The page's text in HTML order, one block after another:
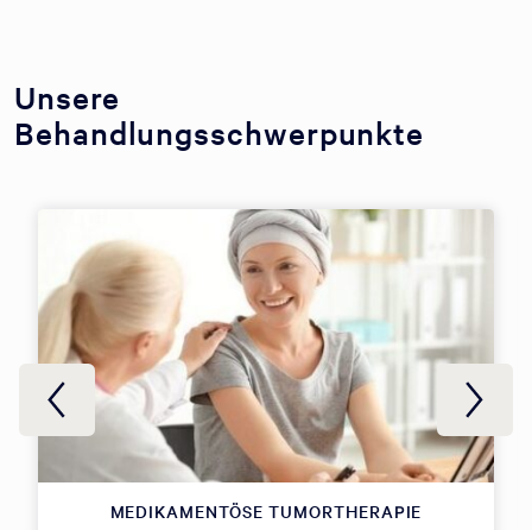
Unsere
Behandlungsschwerpunkte
MEDIKAMENTÖSE TUMORTHERAPIE